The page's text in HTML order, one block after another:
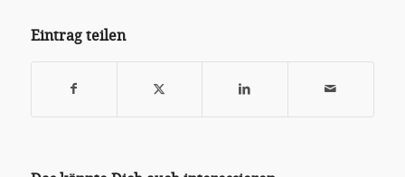
Eintrag teilen